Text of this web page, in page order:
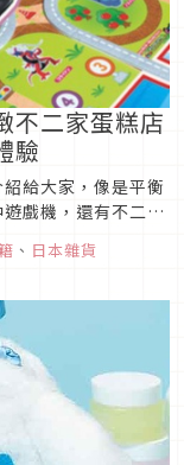
不二家蛋糕店
驗
給大家，像是平衡
戲機，還有不二家
成聖誕禮物贈送也
、 日本雜貨